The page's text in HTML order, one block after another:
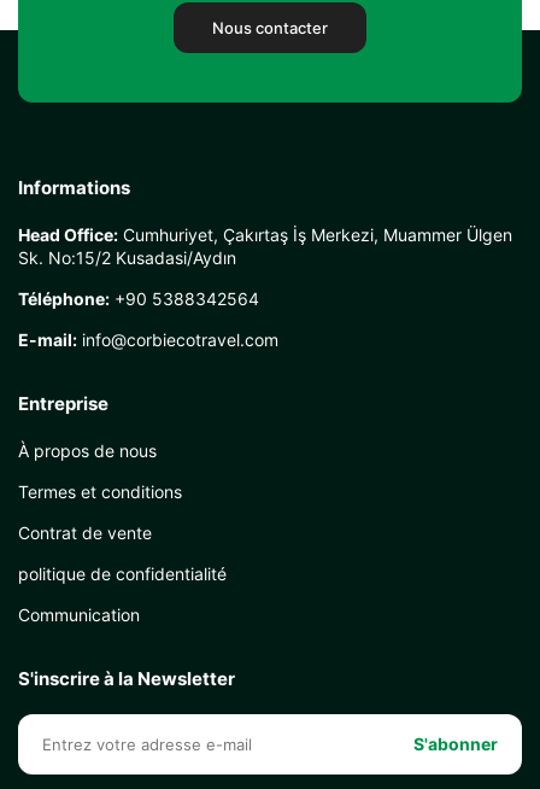
Nous contacter
Informations
Head Office: Cumhuriyet, Çakırtaş İş Merkezi, Muammer Ülgen
Sk. No:15/2 Kusadasi/Aydın
Téléphone: +90 5388342564
E-mail: info@corbiecotravel.com
Entreprise
À propos de nous
Termes et conditions
Contrat de vente
politique de confidentialité
Communication
S'inscrire à la Newsletter
S'abonner